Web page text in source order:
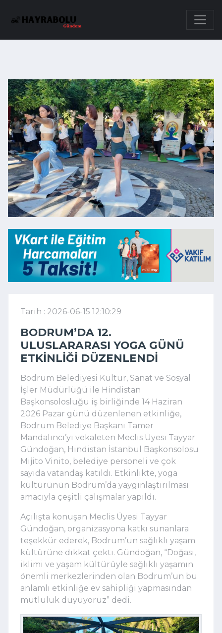
Tarih : 2026-06-15 12:10:29
BODRUM’DA 12.
ULUSLARARASI YOGA GÜNÜ
ETKINLIĞI DÜZENLENDI
Bodrum Belediyesi Kültür, Sanat ve Sosyal
İşler Müdürlüğü ile Hindistan
Başkonsolosluğu iş birliğinde 14 Haziran
2026 Pazar günü düzenlenen etkinliğe,
Bodrum Belediye Başkanı Tamer
Mandalinci’yi vekaleten Meclis Üyesi Tayyar
Gündoğan, Hindistan İstanbul Başkonsolosu
Mijito Vinito, belediye personeli ve çok
sayıda vatandaş katıldı. Etkinlikte, yoga
kültürünün Bodrum’da yaygınlaştırılması
amacıyla çeşitli çalışmalar yapıldı.
Açılışta konuşan Meclis Üyesi Tayyar
Gündoğan, organizasyona katkı sunanlara
teşekkür ederek, Bodrum’un sağlıklı yaşam
kültürüne dikkat çekti. Gündoğan, “Doğası,
iklimi ve yaşam kültürüyle sağlıklı yaşamın
önemli merkezlerinden olan Bodrum’un bu
anlamlı etkinliğe ev sahipliği yapmasından
mutluluk duyuyoruz” dedi.